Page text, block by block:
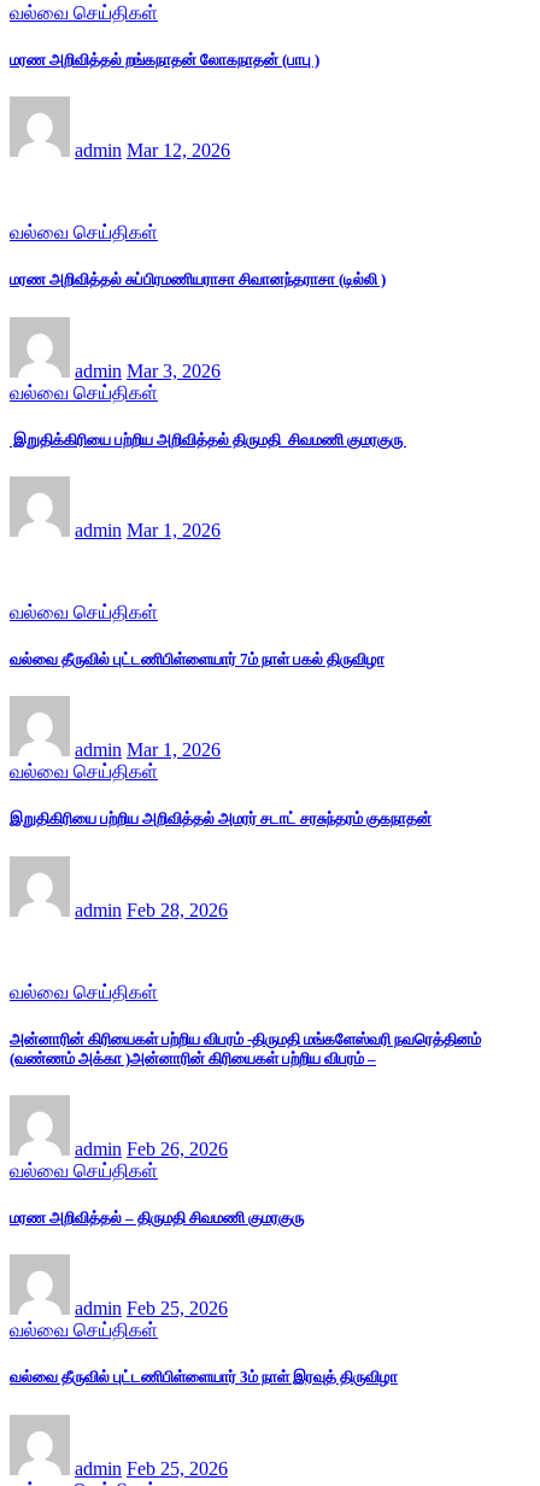
வல்வை செய்திகள்
மரண அறிவித்தல் றங்கநாதன் லோகநாதன் (பாபு )
admin Mar 12, 2026
வல்வை செய்திகள்
மரண அறிவித்தல் சுப்பிரமணியராசா சிவானந்தராசா (டில்லி )
admin Mar 3, 2026
வல்வை செய்திகள்
இறுதிக்கிரியை பற்றிய அறிவித்தல் திருமதி சிவமணி குமரகுரு
admin Mar 1, 2026
வல்வை செய்திகள்
வல்வை தீருவில் புட்டணிபிள்ளையார் 7ம் நாள் பகல் திருவிழா
admin Mar 1, 2026
வல்வை செய்திகள்
இறுதிகிரியை பற்றிய அறிவித்தல் அமரர் சடாட் சரசுந்தரம் குகநாதன்
admin Feb 28, 2026
வல்வை செய்திகள்
அன்னாரின் கிரியைகள் பற்றிய விபரம் -திருமதி மங்களேஸ்வரி நவரெத்தினம்
(வண்ணம் அக்கா )அன்னாரின் கிரியைகள் பற்றிய விபரம் –
admin Feb 26, 2026
வல்வை செய்திகள்
மரண அறிவித்தல் – திருமதி சிவமணி குமரகுரு
admin Feb 25, 2026
வல்வை செய்திகள்
வல்வை தீருவில் புட்டணிபிள்ளையார் 3ம் நாள் இரவுத் திருவிழா
admin Feb 25, 2026